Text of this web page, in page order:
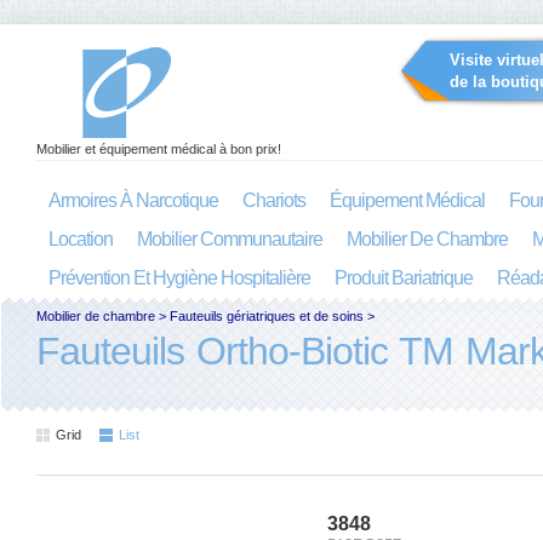
Visite
de la
Mobilier et équipement médical à bon prix!
Armoires À Narcotique Chariots Équipement Médical
Location
Mobilier Communautaire Mobilier De Chambre
Prévention Et Hygiène Hospitalière
Produit Bariatrique
Mobilier de chambre > Fauteuils gériatriques et de soins >
Fauteuils Ortho-Biotic TM
Grid List
3848